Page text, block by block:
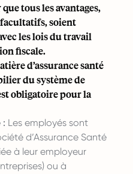
tous les avantages,
soient
les lois du travail
fiscale.
d’assurance santé
du système de
obligatoire pour la
: Les employés sont
d’Assurance Santé
à leur employeur
ou à